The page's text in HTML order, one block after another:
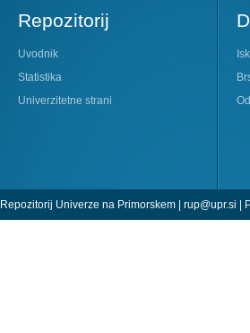
Repozitorij
Uvodnik
Statistika
Univerzitetne strani
Repozitorij Univerze na Primorskem | rup@upr.si |